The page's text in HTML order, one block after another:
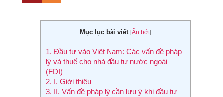
Mục lục bài viết [Ẩn bớt]
1. Đầu tư vào Việt Nam: Các vấn đề pháp
lý và thuế cho nhà đầu tư nước ngoài
(FDI)
2. I. Giới thiệu
3. II. Vấn đề pháp lý cần lưu ý khi đầu tư